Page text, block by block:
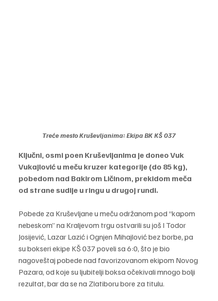
Treće mesto Kruševljanima: Ekipa BK KŠ 037
Ključni, osmi poen Kruševljanima je doneo Vuk
Vukajlović u meču kruzer kategorije (do 85 kg),
pobedom nad Bakirom Ličinom, prekidom meča
od strane sudije u ringu u drugoj rundi.
Pobede za Kruševljane u meču održanom pod “kapom
nebeskom” na Kraljevom trgu ostvarili su još I Todor
Josijević, Lazar Lazić i Ognjen Mihajlović bez borbe, pa
su bokseri ekipe KŠ 037 poveli sa 6:0, što je bio
nagoveštaj pobede nad favorizovanom ekipom Novog
Pazara, od koje su ljubitelji boksa očekivali mnogo bolji
rezultat, bar da se na Zlatiboru bore za titulu.